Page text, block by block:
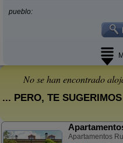
pueblo:
No se han encontrado
... PERO, TE
Apartamentos